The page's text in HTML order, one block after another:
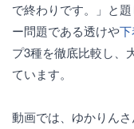
で終わりです。」と
ー問題である透けや
プ3種を徹底比較し、
ています。
動画では、ゆかりん